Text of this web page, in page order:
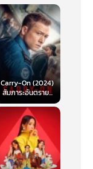
Carry-On (2024)
สัมภาระอันตราย...